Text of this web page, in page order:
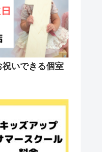
いできる個室